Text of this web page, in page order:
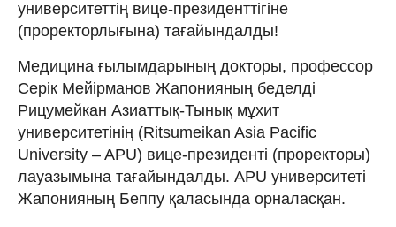
университеттің вице-президенттігіне
(проректорлығына) тағайындалды!
Медицина ғылымдарының докторы, профессор
Серік Мейірманов Жапонияның беделді
Рицумейкан Азиаттық-Тынық мұхит
университетінің (Ritsumeikan Asia Pacific
University – APU) вице-президенті (проректоры)
лауазымына тағайындалды. APU университеті
Жапонияның Беппу қаласында орналасқан.